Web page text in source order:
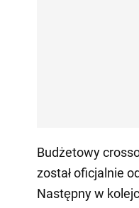
Budżetowy
został oficjalnie
Następny w